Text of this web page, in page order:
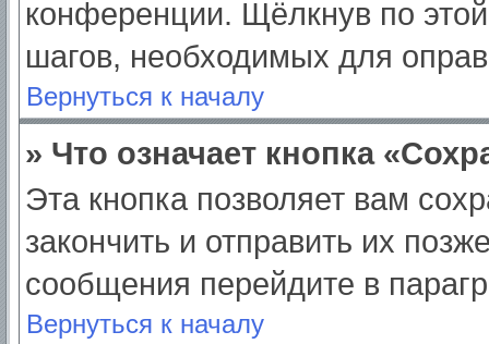
конференции. Щёлкнув по
шагов, необходимых для
Вернуться к началу
» Что означает кнопка
Эта кнопка позволяет вам
закончить и отправить их
сообщения перейдите в
Вернуться к началу